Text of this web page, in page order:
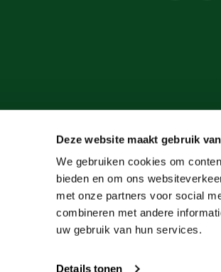
Deze website maakt gebruik
We gebruiken cookies om
bieden en om ons
met onze partners voor social
combineren met andere
uw gebruik van hun services.
Details tonen